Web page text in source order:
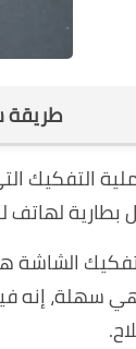
طريقة
التفكيك
لهاتف له
الشاشة
سهلة، إنه